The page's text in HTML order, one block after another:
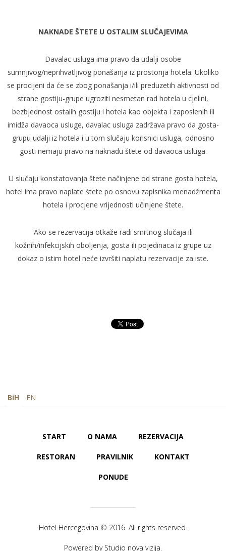
NAKNADE ŠTETE U OSTALIM SLUČAJEVIMA
Davalac usluga ima pravo da udalji osobe
sumnjivog/neprihvatljivog ponašanja iz prostorija hotela. Ukoliko
se procijeni da će se zbog ponašanja i/ili preduzetih aktivnosti od
strane gostiju-grupe ugroziti nesmetan rad hotela u cjelini,
bezbjednost ostalih gostiju i hotela kao objekta i zaposlenih ili
imidža davaoca usluge, davalac usluga zadržava pravo da gosta-
grupu udalji iz hotela i u tom slučaju korisnici usluga, odnosno
gosti nemaju pravo na naknadu štete od davaoca usluga.
U slučaju konstatovanja štete načinjene od strane gosta hotela,
hotel ima pravo naplate štete po osnovu zapisnika menadžmenta
hotela i procjene vrijednosti učinjene štete.
Ako se rezervacija otkaže radi smrtnog slučaja ili
kožnih/infekcijskih oboljenja, gosta ili pojedinaca iz grupe uz
dokaz o istim hotel neće izvršiti naplatu rezervacije za iste.
BiH EN
START O NAMA REZERVACIJA
RESTORAN PRAVILNIK KONTAKT
PONUDE
Hotel Hercegovina © 2016. All rights reserved.
Powered by Studio nova vizija.